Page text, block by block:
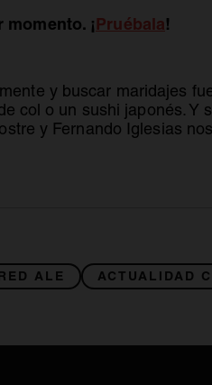
¡Pruébalase
!
y buscar maridajes
col o un sushi japonés. Y
y Fernando Iglesias
ALE ACTUALIDAD